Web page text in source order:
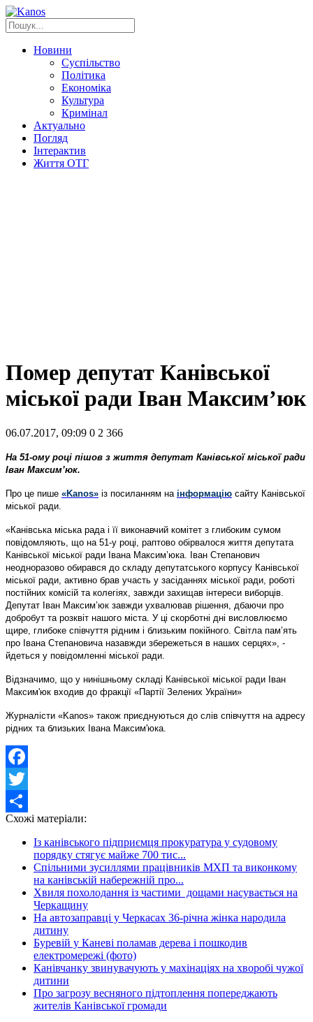
Новини
Суспільство
Політика
Економіка
Культура
Кримінал
Актуально
Погляд
Інтерактив
Життя ОТГ
Помер депутат Канівської
міської ради Іван Максим’юк
06.07.2017, 09:09 0 2 366
На 51-ому році пішов з життя депутат Канівської міської ради
Іван Максим’юк.
Про це пише «Kanos» із посиланням на інформацію сайту Канівської
міської ради.
«Канівська міська рада і її виконавчий комітет з глибоким сумом
повідомляють, що на 51-у році, раптово обірвалося життя депутата
Канівської міської ради Івана Максим’юка. Іван Степанович
неодноразово обирався до складу депутатського корпусу Канівської
міської ради, активно брав участь у засіданнях міської ради, роботі
постійних комісій та колегіях, завжди захищав інтереси виборців.
Депутат Іван Максим’юк завжди ухвалював рішення, дбаючи про
добробут та розквіт нашого міста. У ці скорботні дні висловлюємо
щире, глибоке співчуття рідним і близьким покійного. Світла пам’ять
про Івана Степановича назавжди збережеться в наших серцях», -
йдеться у повідомленні міської ради.
Відзначимо, що у нинішньому складі Канівської міської ради Іван
Максим'юк входив до фракції «Партії Зелених України»
Журналісти «Kanos» також приєднуються до слів співчуття на адресу
рідних та близьких Івана Максим'юка.
Facebook
Twitter
Share
Схожі матеріали:
Із канівського підприємця прокуратура у судовому
порядку стягує майже 700 тис...
Спільними зусиллями працівників МХП та виконкому
на канівській набережній про...
Хвиля похолодання із частими дощами насувається на
Черкащину
На автозаправці у Черкасах 36-річна жінка народила
дитину
Буревій у Каневі поламав дерева і пошкодив
електромережі (фото)
Канівчанку звинувачують у махінаціях на хворобі чужої
дитини
Про загрозу весняного підтоплення попереджають
жителів Канівської громади